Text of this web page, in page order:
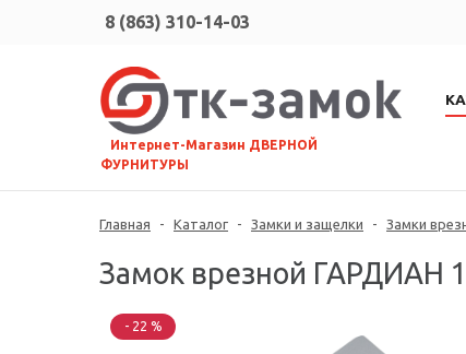
8 (863) 310-14-03
⠀Интернет-Магазин ДВЕРНОЙ
ФУРНИТУРЫ
Главная - Каталог - Замки и защелки - Замки
Замок врезной ГАРДИАН
- 22 %